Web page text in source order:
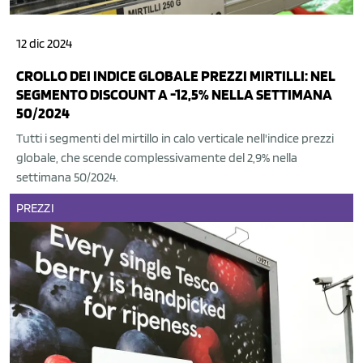
12 dic 2024
CROLLO DEI INDICE GLOBALE PREZZI MIRTILLI: NEL
SEGMENTO DISCOUNT A -12,5% NELLA SETTIMANA
50/2024
Tutti i segmenti del mirtillo in calo verticale nell'indice prezzi
globale, che scende complessivamente del 2,9% nella
settimana 50/2024.
PREZZI